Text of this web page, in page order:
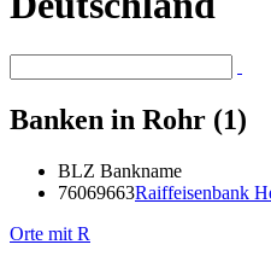
Banken in Rohr (1)
BLZ Bankname
76069663Raiffeisenbank
Orte mit R